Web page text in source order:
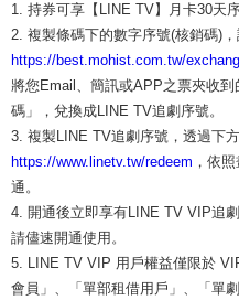
1. 持券可享【LINE TV】月卡30天
2. 複製條碼下的數字序號(核銷碼)
https://best.mohist.com.tw/
將您Email、簡訊或APP之票夾收
碼」，兌換成LINE TV追劇序號。
3. 複製LINE TV追劇序號，透過下
https://www.linetv.tw/redeem ，依
通。
4. 開通後立即享有LINE TV VIP追
請儘速開通使用。
5. LINE TV VIP 用戶權益僅限於
會員」、「單部租借用戶」、「單